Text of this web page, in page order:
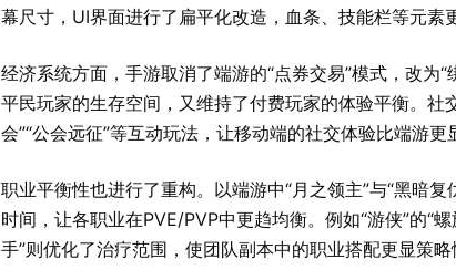
幕尺寸，UI界面进行了扁平化改造，血条、技能栏等元素
经济系统方面，手游取消了端游的“点券交易”模式，改为
平民玩家的生存空间，又维持了付费玩家的体验平衡。社
会”“公会远征”等互动玩法，让移动端的社交体验比端游更
职业平衡性也进行了重构。以端游中“月之领主”与“黑暗
时间，让各职业在PVE/PVP中更趋均衡。例如“游侠”的“
手”则优化了治疗范围，使团队副本中的职业搭配更显策略